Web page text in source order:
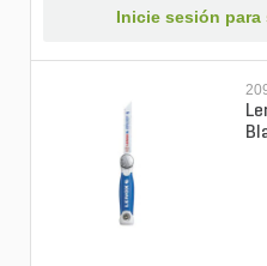
Inicie sesión